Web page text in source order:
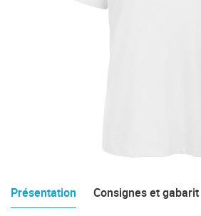
Présentation Consignes et gabarit